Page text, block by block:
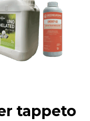
tappeto